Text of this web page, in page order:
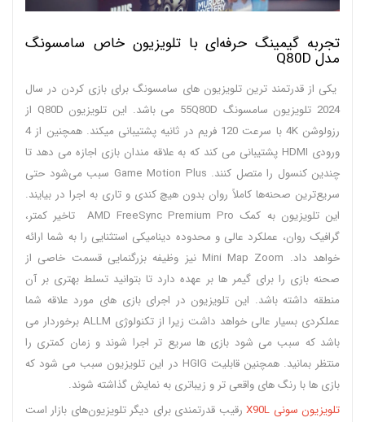
تجربه گیمینگ حرفه‌ای با تلویزیون خاص سامسونگ
مدل Q80D
یکی از قدرتمند ترین تلویزیون‌ های سامسونگ برای بازی کردن در سال
2024 تلویزیون سامسونگ 55Q80D می باشد. این تلویزیون Q80D از
رزولوشن 4K با سرعت 120 فریم در ثانیه پشتیبانی میکند. همچنین از 4
ورودی HDMI پشتیبانی می کند که به علاقه مندان بازی اجازه می دهد تا
چندین کنسول را متصل کنند. Game Motion Plus سبب می‌شود حتی
سریع‌ترین صحنه‌ها کاملاً روان بدون هیچ کندی و تاری به اجرا در بیایند.
این تلویزیون به کمک AMD FreeSync Premium Pro تاخیر کمتر،
گرافیک روان، عملکرد عالی و محدوده دینامیکی استثنایی را به شما ارائه
خواهد داد. Mini Map Zoom نیز وظیفه بزرگنمایی قسمت خاصی از
صحنه بازی را برای گیمر ها بر عهده دارد تا بتوانید تسلط بهتری بر آن
منطقه داشته باشد. این تلویزیون در اجرای بازی های مورد علاقه شما
عملکردی بسیار عالی خواهد داشت زیرا از تکنولوژی ALLM برخوردار می
باشد که سبب می شود بازی ها سریع تر اجرا شوند و زمان کمتری را
منتظر بمانید. همچنین قابلیت HGIG در این تلویزیون سبب می شود که
بازی ها با رنگ های واقعی تر و زیباتری به نمایش گذاشته شوند.
تلویزیون سونی X90L
رقیب قدرتمندی برای دیگر تلویزیون‌های بازار است